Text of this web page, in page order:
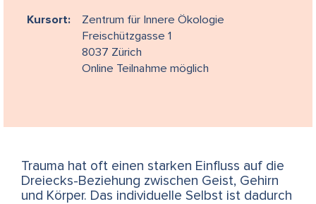
Kursort:
Zentrum für Innere Ökologie
Freischützgasse 1
8037 Zürich
Online Teilnahme möglich
Trauma hat oft einen starken Einfluss auf die
Dreiecks-Beziehung zwischen Geist, Gehirn
und Körper. Das individuelle Selbst ist dadurch